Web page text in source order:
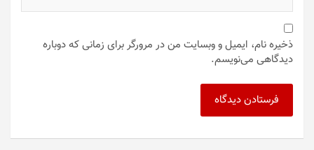
ذخیره نام، ایمیل و وبسایت من در مرورگر برای زمانی که دوباره
دیدگاهی می‌نویسم.